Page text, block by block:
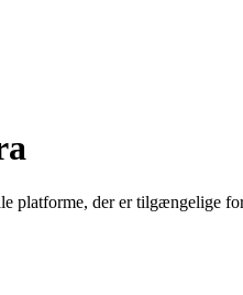
der er tilgængelige